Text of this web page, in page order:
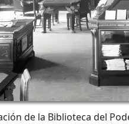
de la Biblioteca del